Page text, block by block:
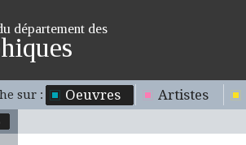
département des
sur : Oeuvres Artistes